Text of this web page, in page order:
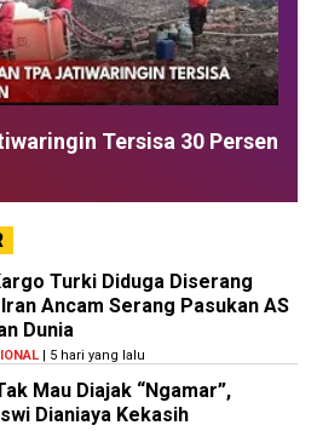
Tersisa 30 Persen
Turki Diduga Diserang
Ancam Serang Pasukan AS
Dunia
| 5 hari yang lalu
Mau Diajak “Ngamar”,
Dianiaya Kekasih